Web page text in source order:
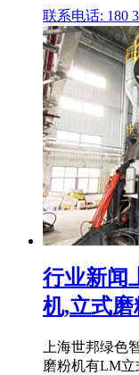
联系电话: 180
行业新闻
机,立式磨
上海世邦绿色
磨粉机有LM